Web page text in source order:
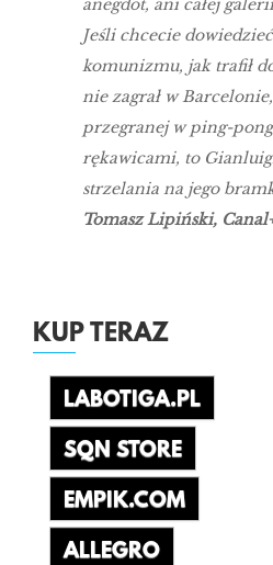
Jeśli chcecie
komunizmu, jak trafił
nie zagrał w
przegranej w ping-
rękawicami, to
strzelania na jego
Tomasz Lipiński,
KUP TERAZ
LABOTIGA.PL
SQN STORE
EMPIK.COM
ALLEGRO